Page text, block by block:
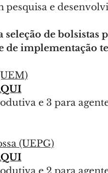
e
seleção de bolsistas
de implementação
e 3 para
(UEPG)